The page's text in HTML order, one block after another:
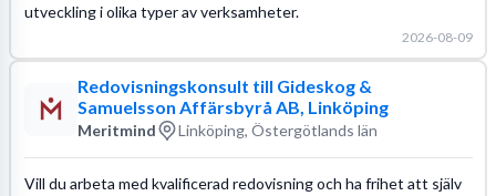
utveckling i olika typer av verksamheter.
2026-08-09
Redovisningskonsult till Gideskog &
Samuelsson Affärsbyrå AB, Linköping
Meritmind Linköping, Östergötlands län
Vill du arbeta med kvalificerad redovisning och ha frihet att själv